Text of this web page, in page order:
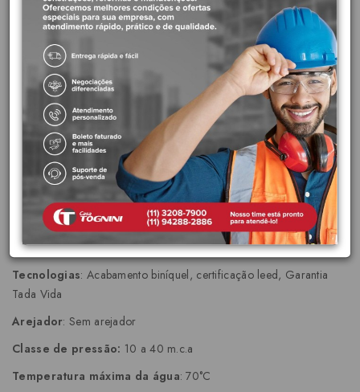
de arejadores e/ou restritores de vazão, atendendo às
normas e somando pontos para a certificação Green Building
Council Brasil.
Acabamento mais duradouro:
Acabamento cromado
biníquel de alta durabilidade e maior resistência à corrosão.
Conserva a beleza e o brilho do produto por muito mais
tempo.
Garantia Toda Vida:A primeira marca de metais e louças
sanitárias brasileira a oferecer garantia sem limite de tempo
para instalações residencias.
Características:
Tecnologias: Acabamento biníquel, certificação leed, Garantia
Tada Vida
Arejador: Sem arejador
Classe de pressão: 10 a 40 m.c.a
Temperatura máxima da água: 70°C